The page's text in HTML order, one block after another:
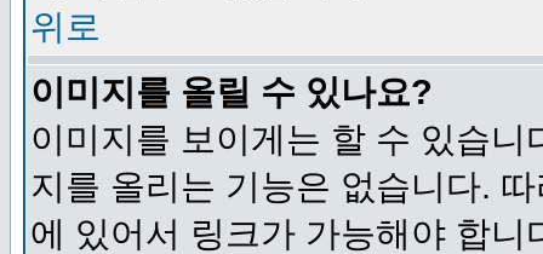
위로
이미지를 올릴 수 있나요?
이미지를 보이게는 할 수 있습
지를 올리는 기능은 없습니다.
에 있어서 링크가 가능해야 합